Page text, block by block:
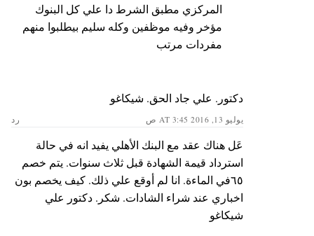
المركزي مطبق الشرط دا علي كل البنوك
مؤخر وفيه موظفين وكله سليم بيطلبوا منهم
مفردات مرتب
دكتور. علي جاد الحق. شيكاغو
يوليو 13, 2016 AT 3:45 ص رد
عَل هناك عقد مع البنك الأهلي يفيد انه في حالة
استرداد قيمة الشهادة قبل ثلاث سنوات. يتم خصم
٦٥في الماءة. انا لم أوقع علي ذلك. كيف يخصم بون
اخباري عند شراء الشادات. شكر. دكتور علي
شيكاغو